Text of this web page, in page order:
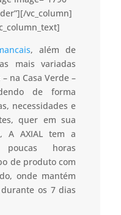
vc_column]
, além de
mais variadas
na Casa Verde –
de forma
necessidades e
quer em sua
A AXIAL tem a
horas
de produto com
onde mantém
os 7 dias